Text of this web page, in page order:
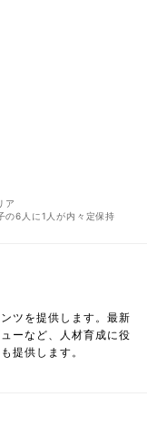
ア
6人に1人が内々定保持
ツを提供します。最新
ーなど、人材育成に役
提供します。